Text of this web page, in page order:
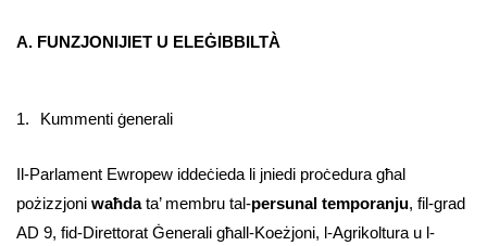
A. FUNZJONIJIET U ELEĠIBBILTÀ
1. Kummenti ġenerali
Il-Parlament Ewropew iddeċieda li jniedi proċedura għal
pożizzjoni waħdata’ membru tal-persunal temporanju, fil-grad
AD 9, fid-Direttorat Ġenerali għall-Koeżjoni, l-Agrikoltura u l-